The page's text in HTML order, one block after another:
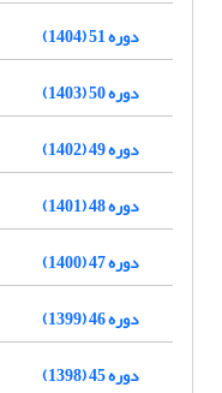
دوره 51 (1404)
دوره 50 (1403)
دوره 49 (1402)
دوره 48 (1401)
دوره 47 (1400)
دوره 46 (1399)
دوره 45 (1398)